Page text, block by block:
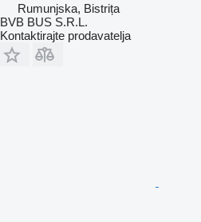
Rumunjska, Bistrița
BVB BUS S.R.L.
Kontaktirajte prodavatelja